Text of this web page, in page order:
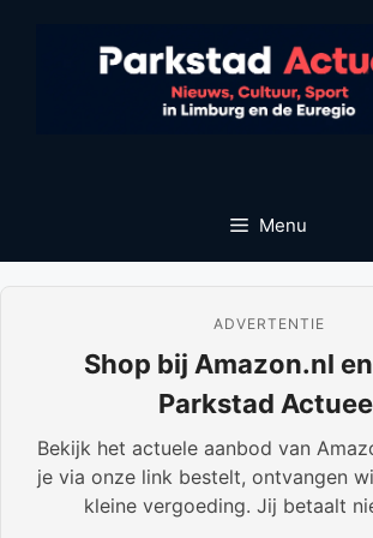
Menu
ADVERTENTIE
Shop bij Amazon.nl
Parkstad
Bekijk het actuele aanbod van
je via onze link bestelt, ontvangen
kleine vergoeding. Jij betaalt